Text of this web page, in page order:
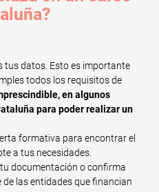
tus datos. Esto es importante
todos los requisitos de
en algunos
para poder realizar un
formativa para encontrar el
a tus necesidades.
documentación o confirma
las entidades que financian